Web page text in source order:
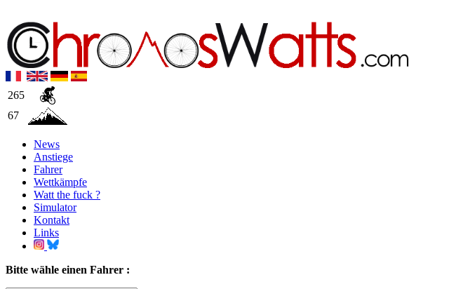
265
67
News
Anstiege
Fahrer
Wettkämpfe
Watt the fuck ?
Simulator
Kontakt
Links
Bitte wähle einen Fahrer :